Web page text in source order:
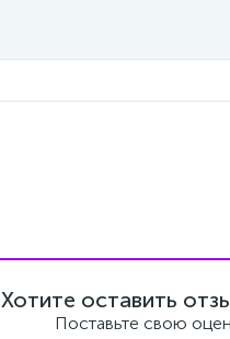
Хотите оставить
Поставьте свою